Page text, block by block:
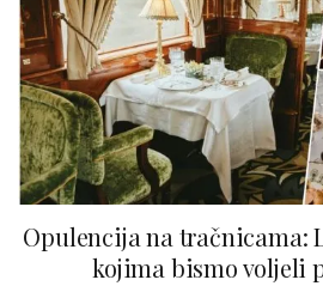
Opulencija na tračnicama:
kojima bismo voljeli